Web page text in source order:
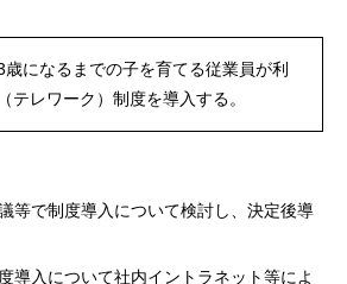
になるまでの子を育てる従業員が利
テレワーク）制度を導入する。
等で制度導入について検討し、決定後導
入について社内イントラネット等によ